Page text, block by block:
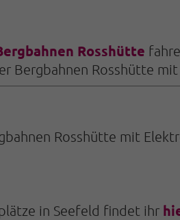
Rosshütte
Bergbahnen Rosshütte
Rosshütte mit
in Seefeld findet ihr